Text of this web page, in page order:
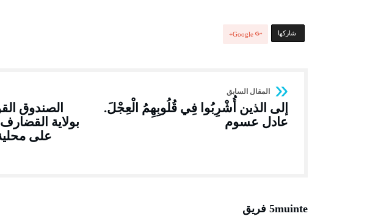
‫‫ شاركها‬ Google+
إلى الذين أُشْرِبُوا فِي قُلُوبِهِمُ الْعِجْلَ.
عادل عسوم
الصندوق
بولاية
على
5muinte فريق